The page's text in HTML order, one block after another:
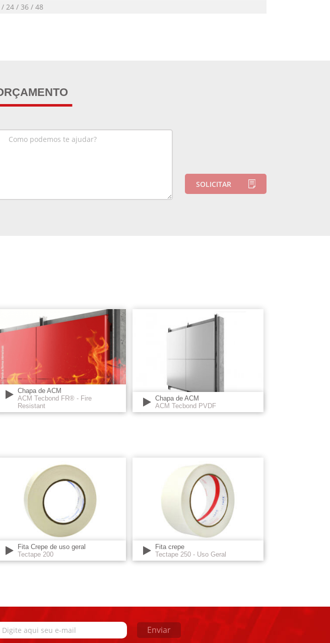
/ 24 / 36 / 48
Chapa de ACM
ACM Tecbond FR® - Fire
Resistant
Chapa de ACM
ACM Tecbond PVDF
Fita Crepe de uso geral
Tectape 200
Fita crepe
Tectape 250 - Uso Geral
Enviar